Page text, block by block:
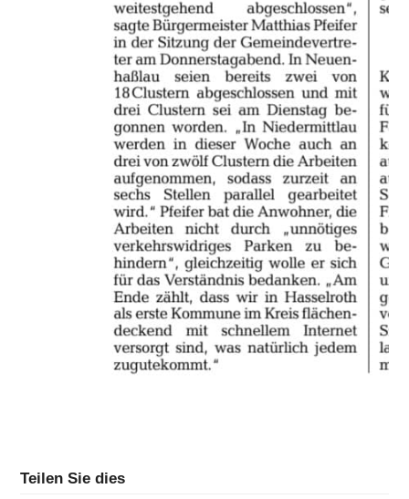
Teilen Sie dies